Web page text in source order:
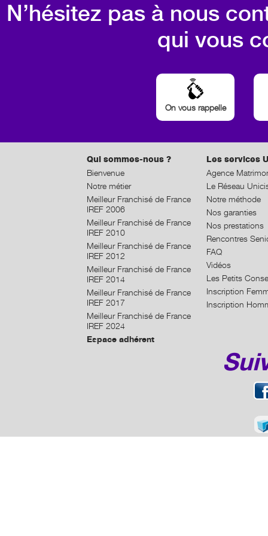
N’hésitez pas à nous
qui vous
On vous rappelle
Qui sommes-nous ?
Bienvenue
Notre métier
Meilleur Franchisé de France
IREF 2006
Meilleur Franchisé de France
IREF 2010
Meilleur Franchisé de France
IREF 2012
Meilleur Franchisé de France
IREF 2014
Meilleur Franchisé de France
IREF 2017
Meilleur Franchisé de France
IREF 2024
Espace adhérent
Les services
Agence
Le Réseau
Notre méthode
Nos garanties
Nos prestations
Rencontres
FAQ
Vidéos
Les Petits
Inscription
Inscription